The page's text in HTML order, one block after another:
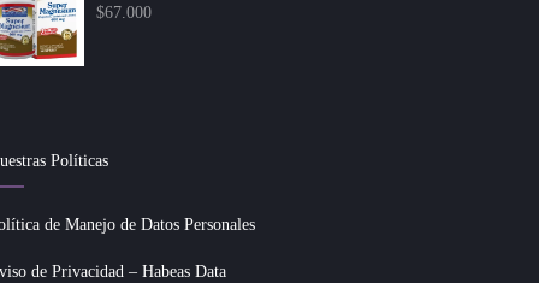
$67.000
Políticas
de Manejo de Datos Personales
de Privacidad – Habeas Data